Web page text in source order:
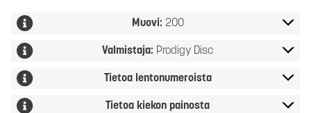
Muovi: 200
Valmistaja: Prodigy Disc
Tietoa lentonumeroista
Tietoa kiekon painosta